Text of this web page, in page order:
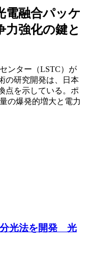
電融合パッケ
力強化の鍵と
ンター（LSTC）が
の研究開発は、日本
点を示している。ポ
の爆発的増大と電力
分光法を開発 光